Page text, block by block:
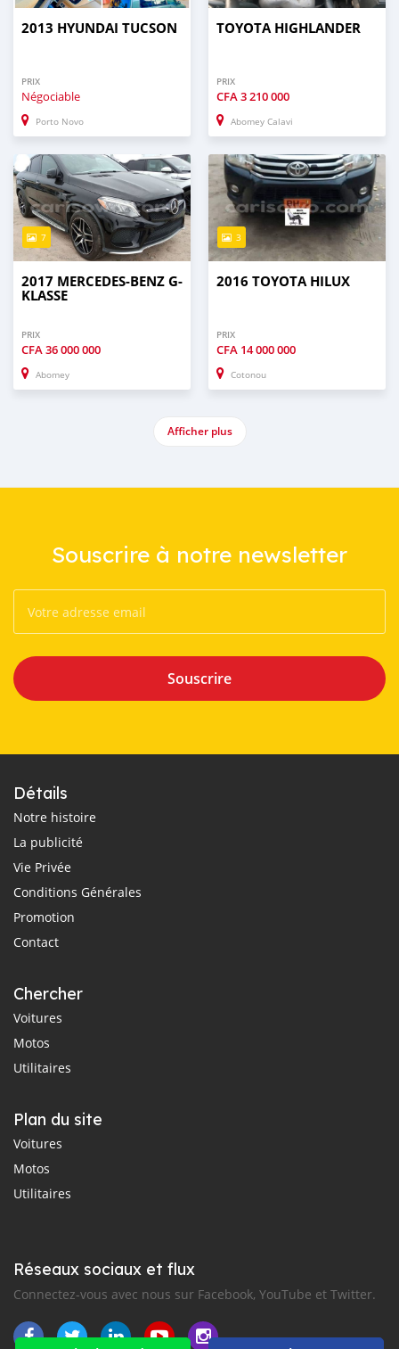
2013 HYUNDAI TUCSON
PRIX
Négociable
Porto Novo
TOYOTA HIGHLANDER
PRIX
CFA3 210 000
Abomey Calavi
7
2017 MERCEDES-BENZ G-
KLASSE
PRIX
CFA36 000 000
Abomey
3
2016 TOYOTA HILUX
PRIX
CFA 14 000 000
Cotonou
Afficher plus
Souscrire à notre newsletter
Souscrire
Détails
Notre histoire
La publicité
Vie Privée
Conditions Générales
Promotion
Contact
Chercher
Voitures
Motos
Utilitaires
Plan du site
Voitures
Motos
Utilitaires
Réseaux sociaux et flux
Connectez-vous avec nous sur Facebook, YouTube et Twitter.